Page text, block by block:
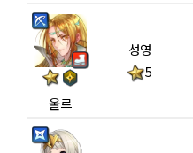
울르
성영
5